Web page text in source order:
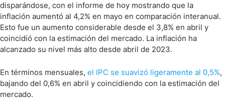
disparándose, con el informe de hoy mostrando que la
inflación aumentó al 4,2% en mayo en comparación interanual.
Esto fue un aumento considerable desde el 3,8% en abril y
coincidió con la estimación del mercado. La inflación ha
alcanzado su nivel más alto desde abril de 2023.
En términos mensuales, el IPC se suavizó ligeramente al 0,5%,
bajando del 0,6% en abril y coincidiendo con la estimación del
mercado.